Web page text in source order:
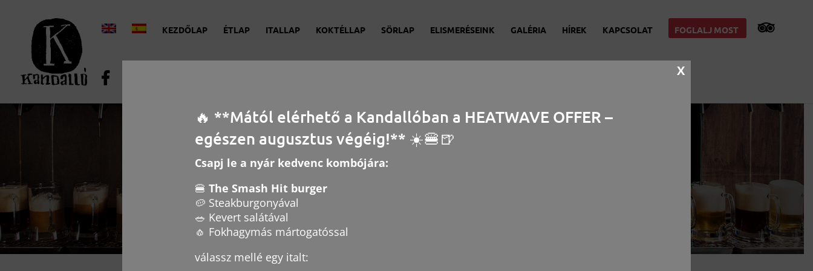
KEZDŐLAP ÉTLAP ITALLAP KOKTÉLLAP SÖRLAP ELISMERÉSEINK GALÉRIA HÍREK KAPCSOLAT FOGLALJ MOST
SÖRLAP
🔥 **Mától elérhető a Kandallóban a HEATWAVE OFFER –
egészen augusztus végéig!** ☀️🍔🍺
Csapj le a nyár kedvenc kombójára:
🍔 The Smash Hit burger
🥔 Steakburgonyával
🥗 Kevert salátával
🧄 Fokhagymás mártogatóssal
válassz mellé egy italt:
X